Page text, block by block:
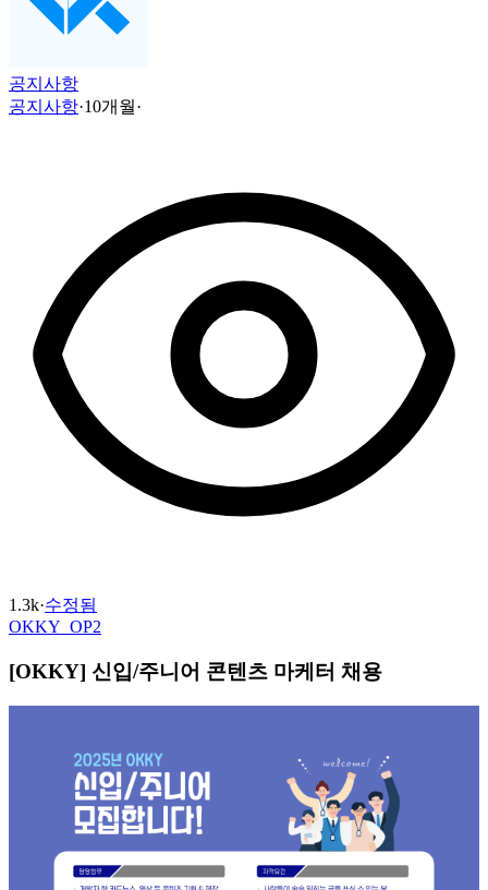
공지사항
공지사항·10개월·
1.3k·수정됨
OKKY_OP2
[OKKY] 신입/주니어 콘텐츠 마케터 채용